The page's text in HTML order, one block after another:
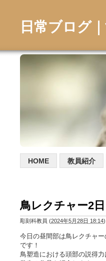
日常ブログ
HOME 教員紹介
鳥レクチャー2日
彫刻科教員 (2024年5月28日 18:14)
今日の昼間部は鳥レクチャ
です！
鳥塑造における頭部の説得